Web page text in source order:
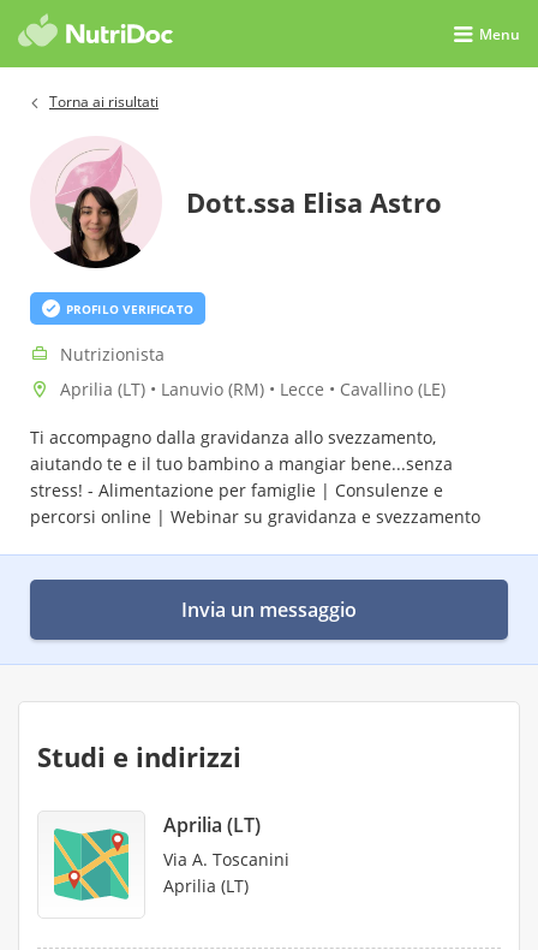
Menu
Torna ai risultati
Dott.ssa Elisa Astro
PROFILO VERIFICATO
Nutrizionista
Aprilia (LT) • Lanuvio (RM) • Lecce • Cavallino (LE)
Ti accompagno dalla gravidanza allo svezzamento,
aiutando te e il tuo bambino a mangiar bene...senza
stress! - Alimentazione per famiglie | Consulenze e
percorsi online | Webinar su gravidanza e svezzamento
Invia un messaggio
Studi e indirizzi
Aprilia (LT)
Via A. Toscanini
Aprilia (LT)